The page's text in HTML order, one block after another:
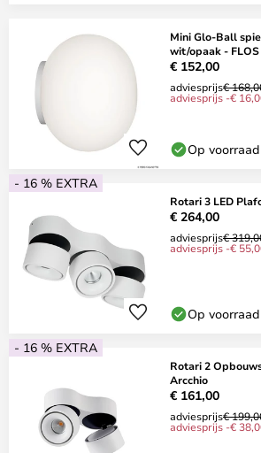
Mini Glo-Ball
wit/opaak - FLOS
€ 152,00
adviesprijs€
adviesprijs -€
Op voorraad
- 16 % EXTRA
Rotari 3 LED
€ 264,00
adviesprijs€
adviesprijs -€
Op voorraad
- 16 % EXTRA
Rotari 2
Arcchio
€ 161,00
adviesprijs€
adviesprijs -€